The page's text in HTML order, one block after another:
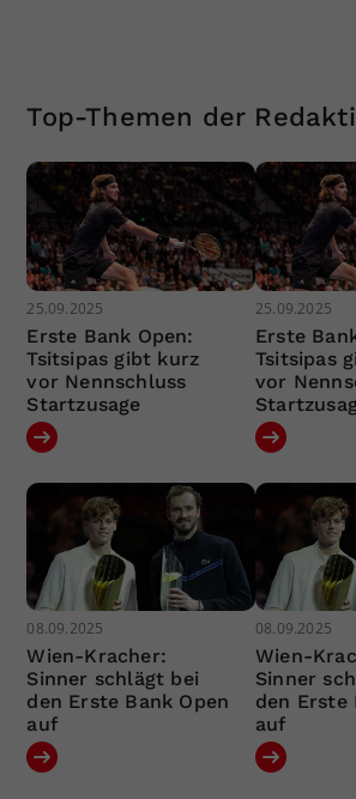
Top-Themen der
25.09.2025
Erste Bank Open:
Tsitsipas gibt kurz
vor Nennschluss
Startzusage
25.09.2025
Erste
Tsitsipas
vor
08.09.2025
Wien-Kracher:
Sinner schlägt bei
den Erste Bank Open
auf
08.09.2025
Wien-
Sinner
den Erste
auf